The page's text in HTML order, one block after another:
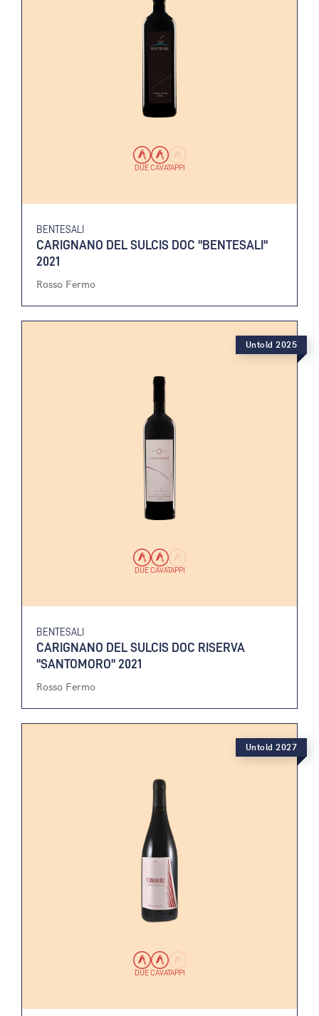
DUE CAVATAPPI
BENTESALI
CARIGNANO DEL SULCIS DOC "BENTESALI"
2021
Rosso Fermo
DUE CAVATAPPI
BENTESALI
CARIGNANO DEL SULCIS DOC RISERVA
"SANTOMORO" 2021
Rosso Fermo
Untold 2025
DUE CAVATAPPI
Untold 2027